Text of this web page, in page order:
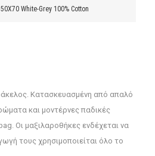
White-Grey 100% Cotton
Κατασκευασμένη από απαλό
και μοντέρνες παδικές
Οι μαξιλαροθήκες ενδέχεται να
τους χρησιμοποιείται όλο το